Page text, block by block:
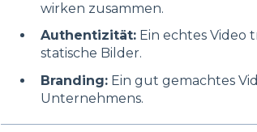
wirken zusammen.
Authentizität:Ein echtes Video
statische Bilder.
Branding:Ein gut gemachtes
Unternehmens.